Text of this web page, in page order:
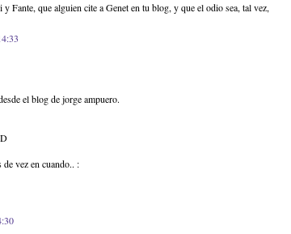
Fante, que alguien cite a Genet en tu blog, y que el odio sea, tal vez,
el blog de jorge ampuero.
vez en cuando.. :